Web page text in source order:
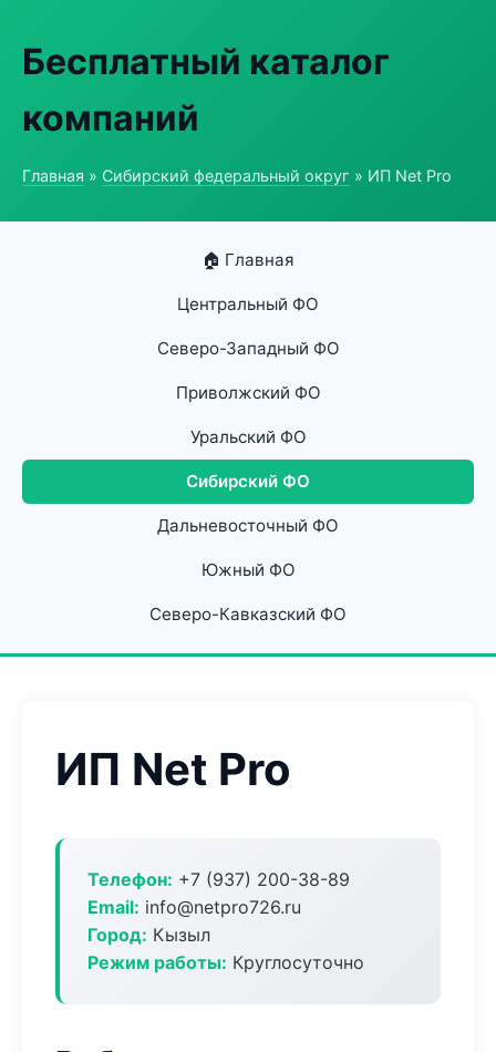
Бесплатный каталог
компаний
Главная » Сибирский федеральный округ » ИП Net Pro
🏠 Главная
Центральный ФО
Северо-Западный ФО
Приволжский ФО
Уральский ФО
Сибирский ФО
Дальневосточный ФО
Южный ФО
Северо-Кавказский ФО
ИП Net Pro
Телефон: +7 (937) 200-38-89
Email: info@netpro726.ru
Город: Кызыл
Режим работы: Круглосуточно